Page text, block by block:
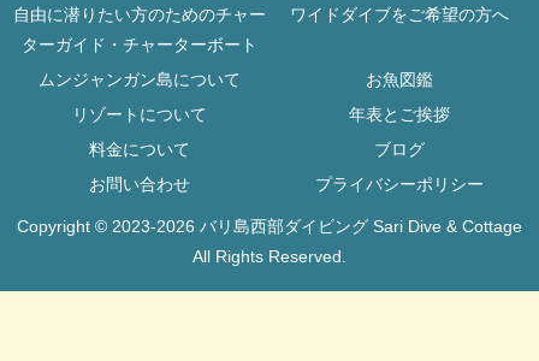
自由に潜りたい方のためのチャー
ターガイド・チャーターボート
ワイドダイブをご希望の方へ
ムンジャンガン島について
お魚図鑑
リゾートについて
年表とご挨拶
料金について
ブログ
お問い合わせ
プライバシーポリシー
Copyright © 2023-2026 バリ島西部ダイビング Sari Dive & Cottage
All Rights Reserved.